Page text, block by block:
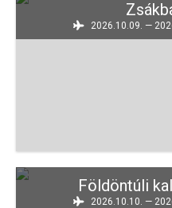
2026.10.09. —
Földöntúli
2026.10.10. —